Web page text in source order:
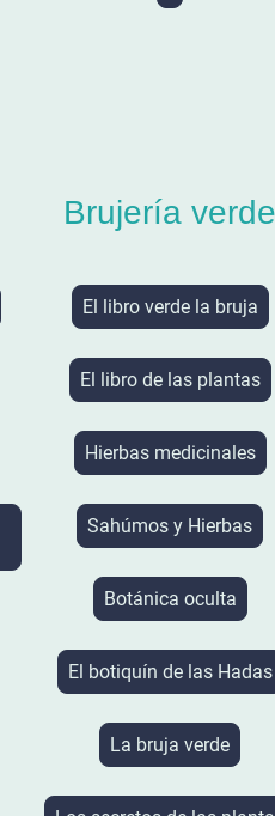
Brujería verde
El libro verde la bruja
El libro de las plantas
Hierbas medicinales
Sahúmos y Hierbas
Botánica oculta
El botiquín de las Hadas
La bruja verde